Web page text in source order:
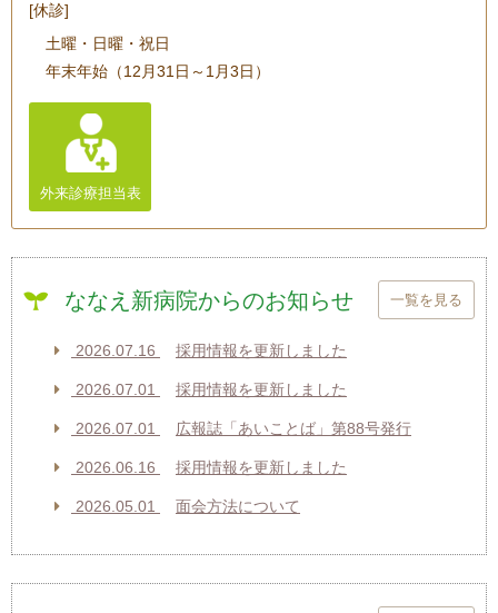
[休診]
土曜・日曜・祝日
年末年始（12月31日～1月3日）
外来診療担当表
ななえ新病院からのお知らせ 一覧を見る
2026.07.16 採用情報を更新しました
2026.07.01 採用情報を更新しました
2026.07.01 広報誌「あいことば」第88号発行
2026.06.16 採用情報を更新しました
2026.05.01 面会方法について